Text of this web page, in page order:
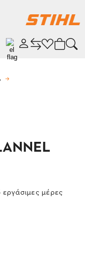
μέρες